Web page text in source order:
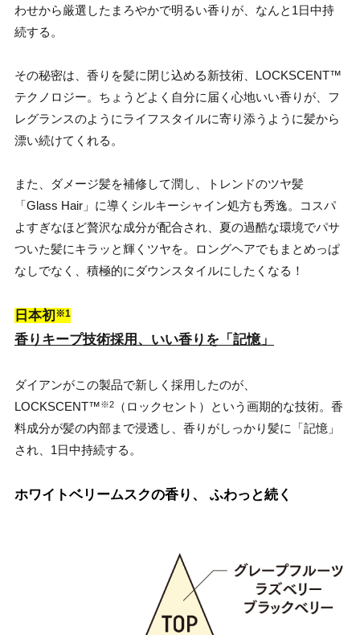
わせから厳選したまろやかで明るい香りが、なんと1日中持
続する。
その秘密は、香りを髪に閉じ込める新技術、LOCKSCENT™
テクノロジー。ちょうどよく自分に届く心地いい香りが、フ
レグランスのようにライフスタイルに寄り添うように髪から
漂い続けてくれる。
また、ダメージ髪を補修して潤し、トレンドのツヤ髪
「Glass Hair」に導くシルキーシャイン処方も秀逸。コスパ
よすぎなほど贅沢な成分が配合され、夏の過酷な環境でパサ
ついた髪にキラッと輝くツヤを。ロングヘアでもまとめっぱ
なしでなく、積極的にダウンスタイルにしたくなる！
日本初※1
香りキープ技術採用、いい香りを「記憶」
ダイアンがこの製品で新しく採用したのが、
LOCKSCENT™※2
（ロックセント）という画期的な技術。香
料成分が髪の内部まで浸透し、香りがしっかり髪に「記憶」
され、1日中持続する。
ホワイトベリームスクの香り、 ふわっと続く